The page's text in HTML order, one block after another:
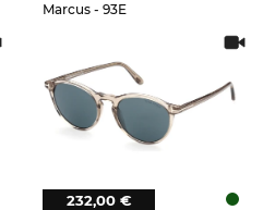
Marcus - 93E
232,00 €